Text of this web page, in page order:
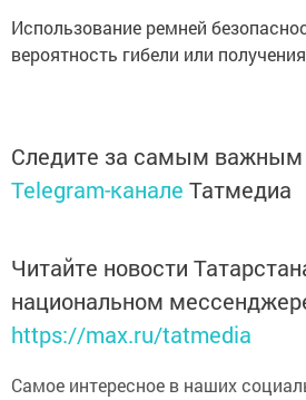
Использование ремней
вероятность гибели или
Следите за самым важным
Telegram-канале Татмедиа
Читайте новости
национальном
https://max.ru/tatmedia
Самое интересное в наших